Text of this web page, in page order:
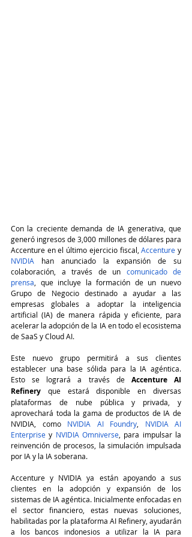
Con la creciente demanda de IA generativa, que
generó ingresos de 3,000 millones de dólares para
Accenture en el último ejercicio fiscal, Accenture
NVIDIA han anunciado la expansión de su
colaboración, a través de un comunicado de
prensa, que incluye la formación de un nuevo
Grupo de Negocio destinado a ayudar a las
empresas globales a adoptar la inteligencia
artificial (IA) de manera rápida y eficiente, para
acelerar la adopción de la IA en todo el ecosistema
de SaaS y Cloud AI.
Este nuevo grupo permitirá a sus clientes
establecer una base sólida para la IA agéntica.
Esto se logrará a través de Accenture AI
Refinery que estará disponible en diversas
plataformas de nube pública y privada, y
aprovechará toda la gama de productos de IA de
NVIDIA, como NVIDIA AI Foundry, NVIDIA AI
Enterprise y NVIDIA Omniverse, para impulsar la
reinvención de procesos, la simulación impulsada
por IA y la IA soberana.
Accenture y NVIDIA ya están apoyando a sus
clientes en la adopción y expansión de los
sistemas de IA agéntica. Inicialmente enfocadas en
el sector financiero, estas nuevas soluciones,
habilitadas por la plataforma AI Refinery, ayudarán
a los bancos indonesios a utilizar la IA para